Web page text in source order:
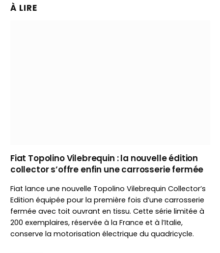
À LIRE
Fiat Topolino Vilebrequin : la nouvelle édition
collector s’offre enfin une carrosserie fermée
Fiat lance une nouvelle Topolino Vilebrequin Collector’s
Edition équipée pour la première fois d’une carrosserie
fermée avec toit ouvrant en tissu. Cette série limitée à
200 exemplaires, réservée à la France et à l’Italie,
conserve la motorisation électrique du quadricycle.